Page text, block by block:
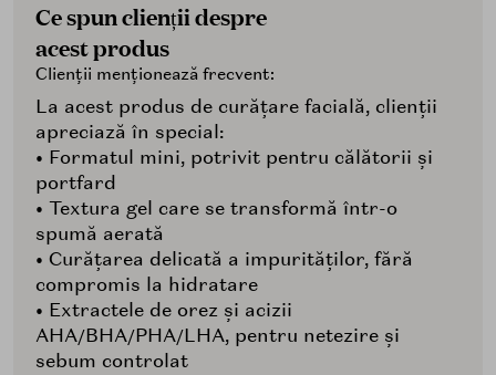
Ce spun clienții despre
acest produs
Clienții menționează frecvent:
La acest produs de curățare facială, clienții
apreciază în special:
• Formatul mini, potrivit pentru călătorii și
portfard
• Textura gel care se transformă într-o
spumă aerată
• Curățarea delicată a impurităților, fără
compromis la hidratare
• Extractele de orez și acizii
AHA/BHA/PHA/LHA, pentru netezire și
sebum controlat